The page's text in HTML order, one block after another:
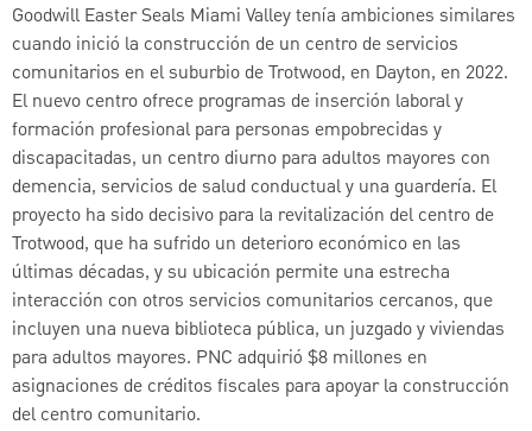
Goodwill Easter Seals Miami Valley tenía ambiciones similares
cuando inició la construcción de un centro de servicios
comunitarios en el suburbio de Trotwood, en Dayton, en 2022.
El nuevo centro ofrece programas de inserción laboral y
formación profesional para personas empobrecidas y
discapacitadas, un centro diurno para adultos mayores con
demencia, servicios de salud conductual y una guardería. El
proyecto ha sido decisivo para la revitalización del centro de
Trotwood, que ha sufrido un deterioro económico en las
últimas décadas, y su ubicación permite una estrecha
interacción con otros servicios comunitarios cercanos, que
incluyen una nueva biblioteca pública, un juzgado y viviendas
para adultos mayores. PNC adquirió $8 millones en
asignaciones de créditos fiscales para apoyar la construcción
del centro comunitario.